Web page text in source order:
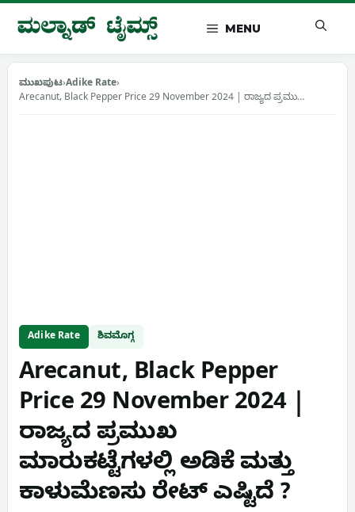
Skip
MENU
ಮುಖಪುಟ›Adike Rate›
Arecanut, Black Pepper Price 29 November 2024 | ರಾಜ್ಯದ ಪ್ರಮು…
Adike Rate ಶಿವಮೊಗ್ಗ
Arecanut, Black Pepper
Price 29 November 2024 |
ರಾಜ್ಯದ ಪ್ರಮುಖ
ಮಾರುಕಟ್ಟೆಗಳಲ್ಲಿ ಅಡಿಕೆ ಮತ್ತು
ಕಾಳುಮೆಣಸು ರೇಟ್ ಎಷ್ಟಿದೆ ?